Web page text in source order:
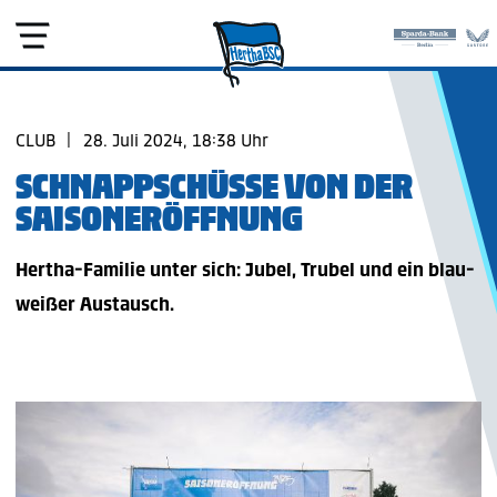
CLUB 28. Juli 2024, 18:38 Uhr
SCHNAPPSCHÜSSE VON DER
SAISONERÖFFNUNG
Hertha-Familie unter sich: Jubel, Trubel und ein blau-
weißer Austausch.